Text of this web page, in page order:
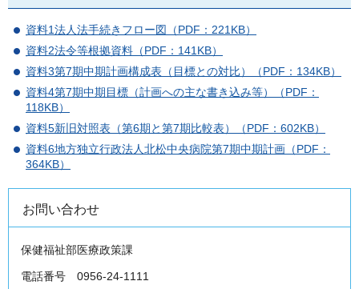
資料1法人法手続きフロー図（PDF：221KB）
資料2法令等根拠資料（PDF：141KB）
資料3第7期中期計画構成表（目標との対比）（PDF：134KB）
資料4第7期中期目標（計画への主な書き込み等）（PDF：
118KB）
資料5新旧対照表（第6期と第7期比較表）（PDF：602KB）
資料6地方独立行政法人北松中央病院第7期中期計画（PDF：
364KB）
お問い合わせ
保健福祉部医療政策課
電話番号 0956-24-1111